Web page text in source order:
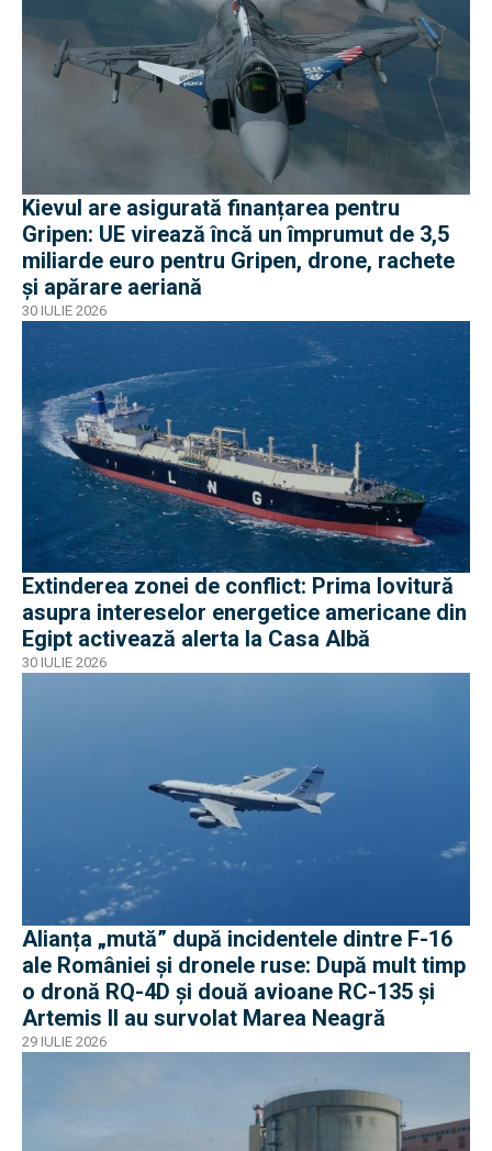
Kievul are asigurată finanțarea pentru
Gripen: UE virează încă un împrumut de 3,5
miliarde euro pentru Gripen, drone, rachete
și apărare aeriană
30 IULIE 2026
Extinderea zonei de conflict: Prima lovitură
asupra intereselor energetice americane din
Egipt activează alerta la Casa Albă
30 IULIE 2026
Alianța „mută” după incidentele dintre F-16
ale României și dronele ruse: După mult timp
o dronă RQ-4D și două avioane RC-135 și
Artemis II au survolat Marea Neagră
29 IULIE 2026